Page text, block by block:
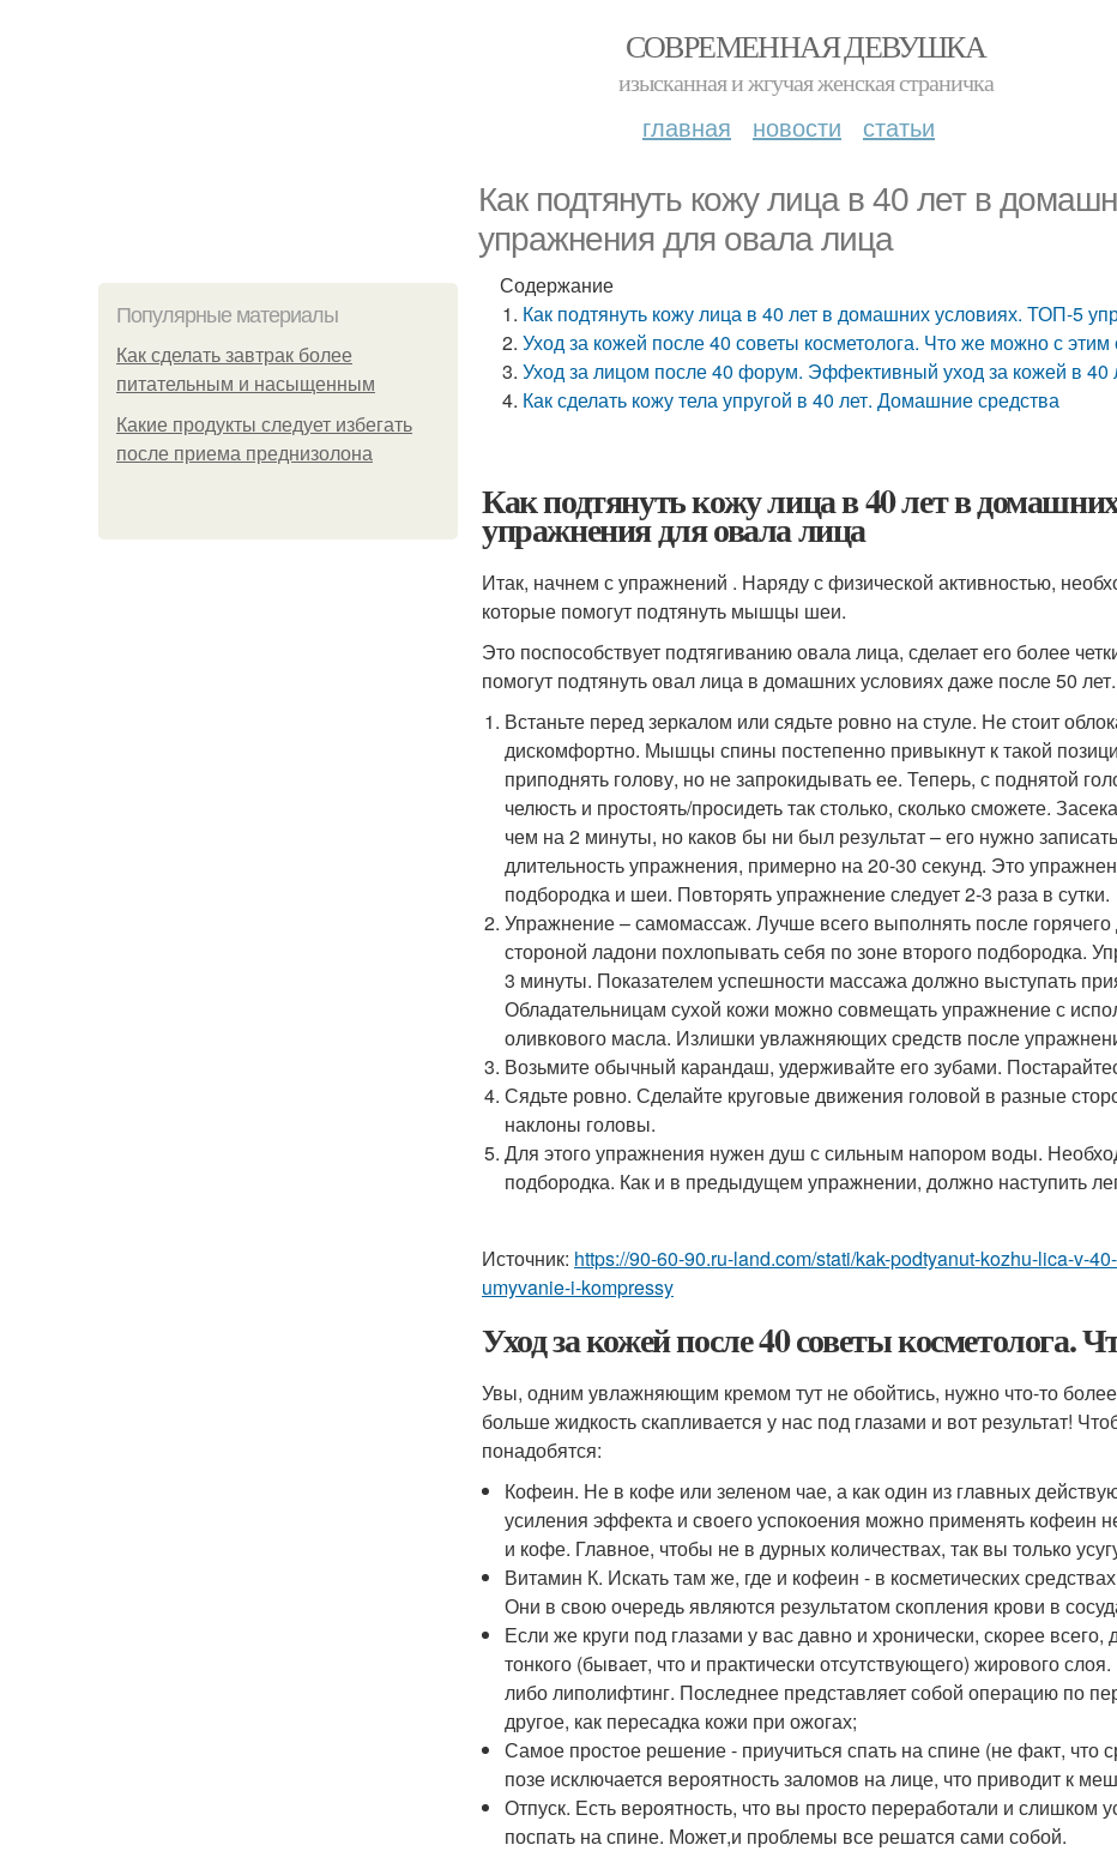
СОВРЕМЕННАЯ ДЕВУШКА
изысканная и жгучая женская страничка
главная новости статьи
Как подтянуть кожу лица в 40 лет в
упражнения для овала лица
Популярные материалы
Как сделать завтрак более
питательным и насыщенным
Какие продукты следует избегать
после приема преднизолона
Содержание
Как подтянуть кожу лица в 40 лет в домашних условиях. ТОП-5
Уход за кожей после 40 советы косметолога. Что же можно с этим
Уход за лицом после 40 форум. Эффективный уход за кожей в 40
Как сделать кожу тела упругой в 40 лет. Домашние средства
Как подтянуть кожу лица в 40 лет в
упражнения для овала лица
Итак, начнем с упражнений . Наряду с физической активностью,
которые помогут подтянуть мышцы шеи.
Это поспособствует подтягиванию овала лица, сделает его более
помогут подтянуть овал лица в домашних условиях даже после 50
Встаньте перед зеркалом или сядьте ровно на стуле. Не стоит
дискомфортно. Мышцы спины постепенно привыкнут к такой
приподнять голову, но не запрокидывать ее. Теперь, с поднятой
челюсть и простоять/просидеть так столько, сколько сможете.
чем на 2 минуты, но каков бы ни был результат – его нужно
длительность упражнения, примерно на 20-30 секунд. Это
подбородка и шеи. Повторять упражнение следует 2-3 раза в сутки.
Упражнение – самомассаж. Лучше всего выполнять после
стороной ладони похлопывать себя по зоне второго подбородка.
3 минуты. Показателем успешности массажа должно выступать
Обладательницам сухой кожи можно совмещать упражнение с
оливкового масла. Излишки увлажняющих средств после
Возьмите обычный карандаш, удерживайте его зубами.
Сядьте ровно. Сделайте круговые движения головой в разные
наклоны головы.
Для этого упражнения нужен душ с сильным напором воды.
подбородка. Как и в предыдущем упражнении, должно наступить
Источник: https://90-60-90.ru-land.com/stati/kak-podtyanut-kozhu-lica-v-
umyvanie-i-kompressy
Уход за кожей после 40 советы косметолога.
Увы, одним увлажняющим кремом тут не обойтись, нужно что-то
больше жидкость скапливается у нас под глазами и вот результат!
понадобятся:
Кофеин. Не в кофе или зеленом чае, а как один из главных
усиления эффекта и своего успокоения можно применять кофеин
и кофе. Главное, чтобы не в дурных количествах, так вы только
Витамин К. Искать там же, где и кофеин - в косметических
Они в свою очередь являются результатом скопления крови в
Если же круги под глазами у вас давно и хронически, скорее
тонкого (бывает, что и практически отсутствующего) жирового
либо липолифтинг. Последнее представляет собой операцию по
другое, как пересадка кожи при ожогах;
Самое простое решение - приучиться спать на спине (не факт, что
позе исключается вероятность заломов на лице, что приводит к
Отпуск. Есть вероятность, что вы просто переработали и слишком
поспать на спине. Может,и проблемы все решатся сами собой.